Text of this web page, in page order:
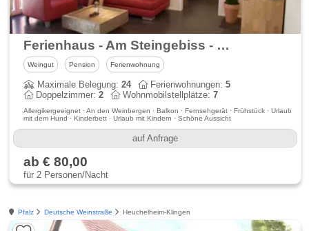
Ferienhaus - Am Steingebiss - Weingut Pfalz - Bed & Breakfast
Weingut Pension Ferienwohnung
Maximale Belegung:24 Ferienwohnungen:5
Doppelzimmer:2 Wohnmobilstellplätze:7
Allergikergeeignet · An den Weinbergen · Balkon · Fernsehgerät · Frühstück · Urlaub
mit dem Hund · Kinderbett · Urlaub mit Kindern · Schöne Aussicht
auf Anfrage
ab € 80,00
für 2 Personen/Nacht
Pfalz Deutsche Weinstraße Heuchelheim-Klingen